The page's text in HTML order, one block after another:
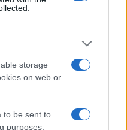
storage
on web or
to be sent to
purposes.
θανάτου της
τροφοδότησε τις
«Από τα